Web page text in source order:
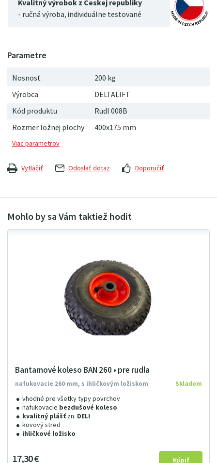
Kvalitný výrobok z Českej republiky
- ručná výroba, individuálne testované
Nosnosť
200 kg
Výrobca
DELTALIFT
Kód produktu
Rudl 008B
Rozmer ložnej plochy
400x175 mm
Vytlačiť Odoslať dotaz Doporučiť
Bantamové koleso BAN 260 • pre rudla
nafukovacie 260 mm, s ihličkovým ložiskom
vhodné pre všetky typy povrchov
nafukovacie bezdušové koleso
kvalitný plášť zn. DELI
kovový stred
ihličkové ložisko
Skladom
17 30€